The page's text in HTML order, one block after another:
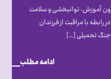
آموزش، توانبخشی و سلامت
رابطه با مراقبت از فرزندان
جنگ تحمیلی […]
ادامه مطلب